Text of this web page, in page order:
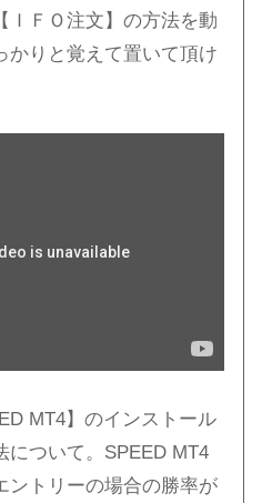
ＩＦＯ注文】の方法を動
かりと覚えて置いて頂け
MT4】のインストール
について。SPEED MT4
ントリーの場合の勝率が